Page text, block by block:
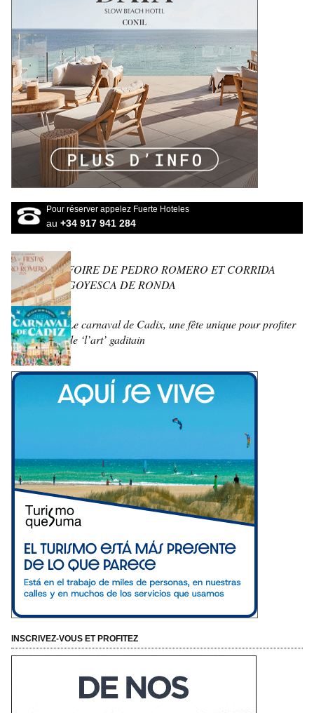
Pour réserver appelez Fuerte Hoteles
au +34 917 941 284
FOIRE DE PEDRO ROMERO ET CORRIDA
GOYESCA DE RONDA
Le carnaval de Cadix, une fête unique pour profiter
de ‘l’art’ gaditain
INSCRIVEZ-VOUS ET PROFITEZ